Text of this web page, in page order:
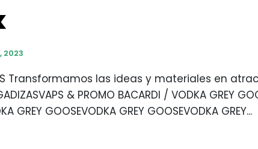
2023
Transformamos las ideas y materiales en
& PROMO BACARDI / VODKA GREY
GREY GOOSEVODKA GREY GOOSEVODKA GREY...